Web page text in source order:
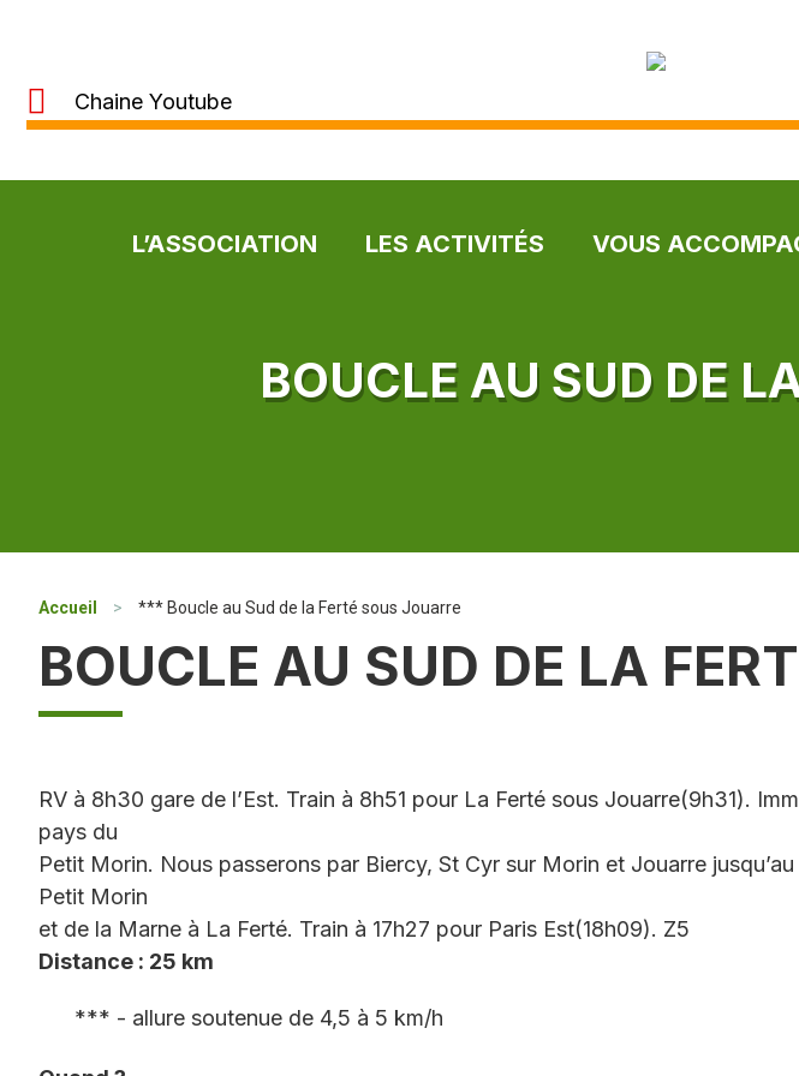
Chaine Youtube
L’ASSOCIATION LES ACTIVITÉS VOUS
BOUCLE AU SUD DE
Accueil > *** Boucle au Sud de la Ferté sous Jouarre
BOUCLE AU SUD DE LA
RV à 8h30 gare de l’Est. Train à 8h51 pour La Ferté sous Jouarre(9h31).
pays du
Petit Morin. Nous passerons par Biercy, St Cyr sur Morin et Jouarre
Petit Morin
et de la Marne à La Ferté. Train à 17h27 pour Paris Est(18h09). Z5
Distance : 25 km
*** - allure soutenue de 4,5 à 5 km/h